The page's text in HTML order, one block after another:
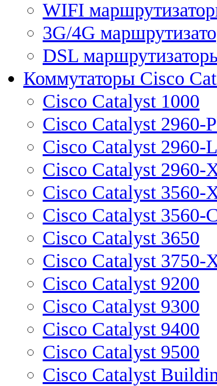
WIFI
3G/4G
DSL
Коммутаторы Cisco
Cisco Catalyst 1000
Cisco Catalyst 2960-
Cisco Catalyst 2960-L
Cisco Catalyst 2960-
Cisco Catalyst 3560-
Cisco Catalyst 3560-
Cisco Catalyst 3650
Cisco Catalyst 3750-
Cisco Catalyst 9200
Cisco Catalyst 9300
Cisco Catalyst 9400
Cisco Catalyst 9500
Cisco Catalyst